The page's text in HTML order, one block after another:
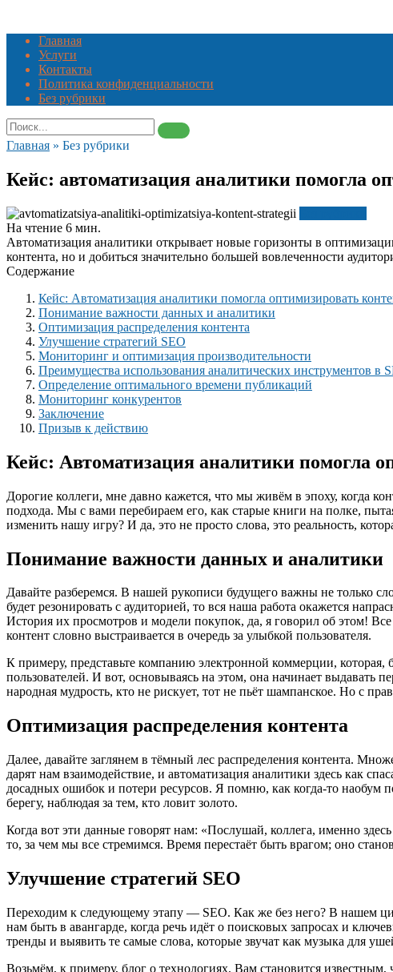
contentГлавная
Услуги
Контакты
Политика конфиденциальности
Без рубрики
Search
for:
Главная » Без рубрики
Кейс: автоматизация аналитики помогла
На чтение 6 мин.
Автоматизация аналитики открывает новые горизонты в
контента, но и добиться значительно большей вовлеченности
Содержание
Кейс: Автоматизация аналитики помогла оптимизировать
Понимание важности данных и аналитики
Оптимизация распределения контента
Улучшение стратегий SEO
Мониторинг и оптимизация производительности
Преимущества использования аналитических инструментов в
Определение оптимального времени публикаций
Мониторинг конкурентов
Заключение
Призыв к действию
Кейс: Автоматизация аналитики помогла
Дорогие коллеги, мне давно кажется, что мы живём в эпоху, когда
подхода. Мы с вами перебираем его, как старые книги на полке,
изменить нашу игру? И да, это не просто слова, это реальность,
Понимание важности данных и аналитики
Давайте разберемся. В нашей рукописи будущего важны не только
будет резонировать с аудиторией, то вся наша работа окажется
История их просмотров и модели покупок, да, я говорил об этом!
контент словно выстраивается в очередь за улыбкой пользователя.
К примеру, представьте компанию электронной коммерции, которая,
пользователей. И вот, основываясь на этом, она начинает выдавать
народная мудрость, кто не рискует, тот не пьёт шампанское. Но с
Оптимизация распределения контента
Далее, давайте заглянем в тёмный лес распределения контента.
дарят нам взаимодействие, и автоматизация аналитики здесь как
досадных ошибок и потери ресурсов. Я помню, как когда-то наобум
берегу, наблюдая за тем, кто ловит золото.
Когда вот эти данные говорят нам: «Послушай, коллега, именно
то, за чем мы все стремимся. Время перестаёт быть врагом; оно
Улучшение стратегий SEO
Переходим к следующему этапу — SEO. Как же без него? В нашем
нам быть в авангарде, когда речь идёт о поисковых запросах и
тренды и выявить те самые слова, которые звучат как музыка для
Возьмём, к примеру, блог о технологиях. Вам становится